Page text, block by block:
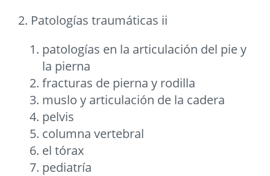
2. Patologías traumáticas ii
patologías en la articulación del pie y
la pierna
fracturas de pierna y rodilla
muslo y articulación de la cadera
pelvis
columna vertebral
el tórax
pediatría